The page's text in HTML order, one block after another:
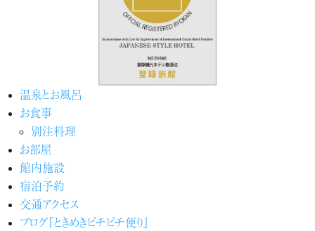
温泉とお風呂
お食事
別注料理
お部屋
館内施設
宿泊予約
交通アクセス
ブログ『ときめきピチピチ便り』